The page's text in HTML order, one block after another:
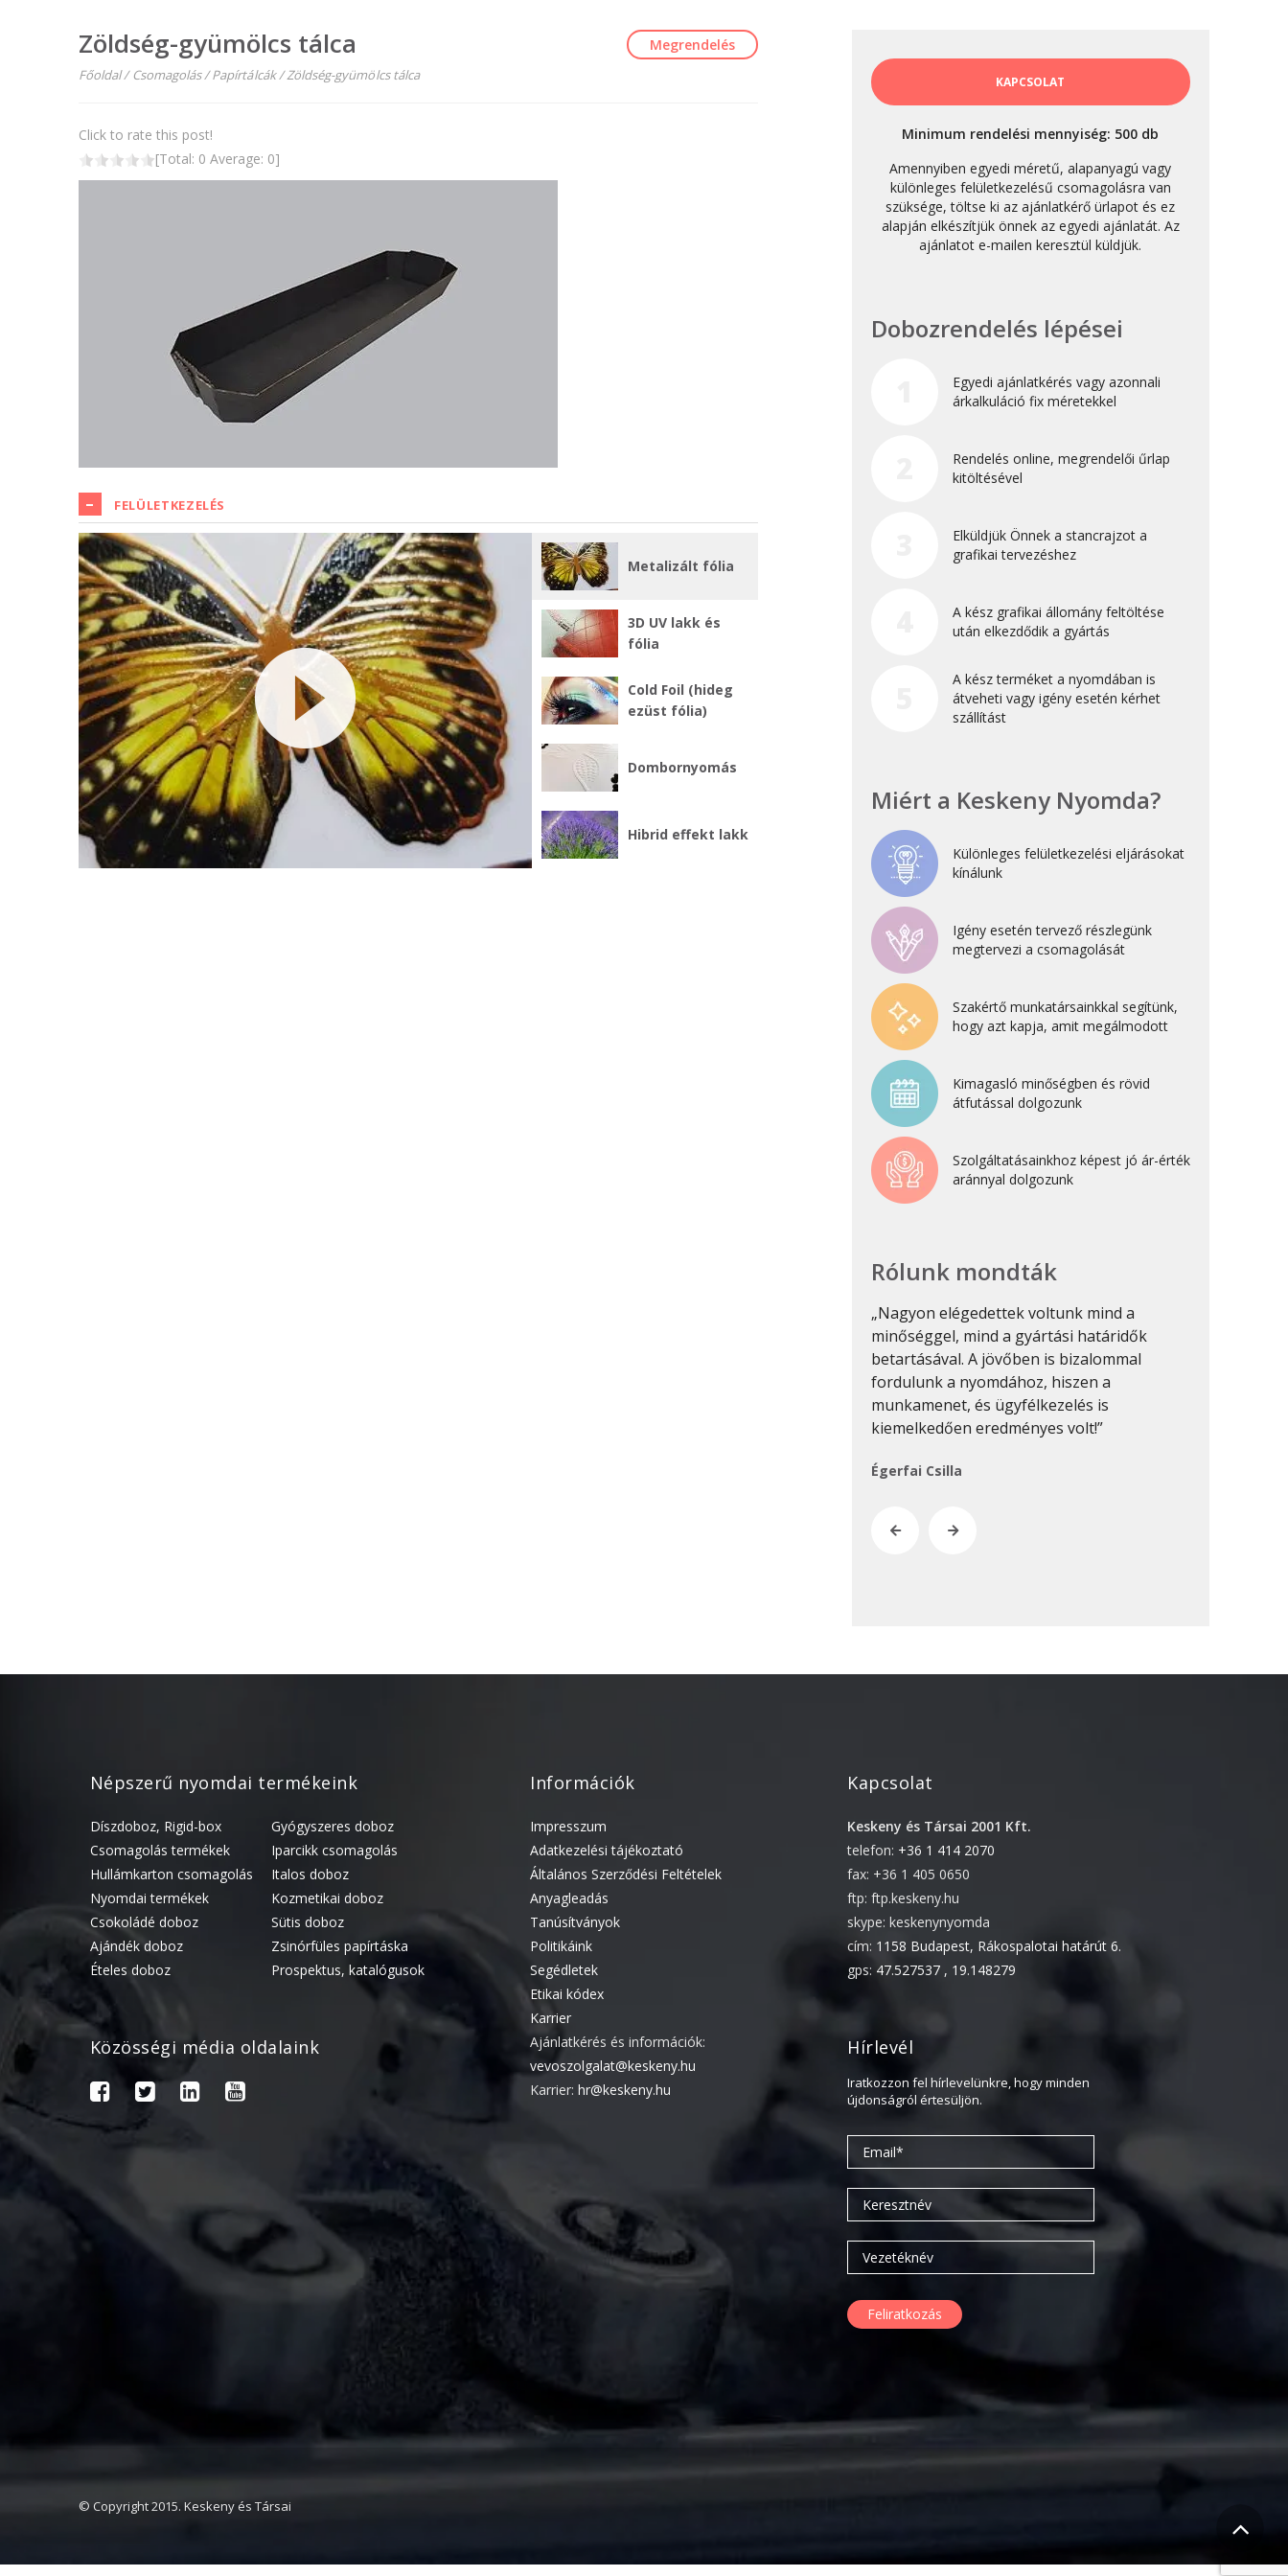
Kategóriák
Blog
Csomagolás
Design
Hírek
Nyomtatás
Uncategorized
Archívum
2025. március
2024. november
2024. október
2023. július
2022. szeptember
2022. január
2021. szeptember
2021. június
2021. február
2020. október
2020. szeptember
2020. április
2020. február
2019. november
2019. július
2019. június
2019. május
2017. július
2017. április
2017. március
2016. június
2016. április
2016. március
2016. február
2015. szeptember
Zöldség-gyümölcs tálca Megrendelés
Főoldal/ Csomagolás/Papírtálcák/Zöldség-gyümölcs tálca
Click to rate this post!
[Total: 0 Average: 0]
FELÜLETKEZELÉS
Metalizált fólia
3D UV lakk és
fólia
Cold Foil (hideg
ezüst fólia)
Dombornyomás
Hibrid effekt lakk
KAPCSOLAT
Minimum rendelési mennyiség: 500 db
Amennyiben egyedi méretű, alapanyagú vagy
különleges felületkezelésű csomagolásra van
szüksége, töltse ki az ajánlatkérő ürlapot és ez
alapján elkészítjük önnek az egyedi ajánlatát. Az
ajánlatot e-mailen keresztül küldjük.
Dobozrendelés lépései
Egyedi ajánlatkérés vagy azonnali
árkalkuláció fix méretekkel
Rendelés online, megrendelői űrlap
kitöltésével
Elküldjük Önnek a stancrajzot a
grafikai tervezéshez
A kész grafikai állomány feltöltése
után elkezdődik a gyártás
A kész terméket a nyomdában is
átveheti vagy igény esetén kérhet
szállítást
Miért a Keskeny Nyomda?
Különleges felületkezelési eljárásokat
kínálunk
Igény esetén tervező részlegünk
megtervezi a csomagolását
Szakértő munkatársainkkal segítünk,
hogy azt kapja, amit megálmodott
Kimagasló minőségben és rövid
átfutással dolgozunk
Szolgáltatásainkhoz képest jó ár-érték
aránnyal dolgozunk
Rólunk mondták
„Nagyon elégedettek voltunk mind a
minőséggel, mind a gyártási határidők
betartásával. A jövőben is bizalommal
fordulunk a nyomdához, hiszen a
munkamenet, és ügyfélkezelés is
kiemelkedően eredményes volt!”
Égerfai Csilla
Népszerű nyomdai termékeink
Díszdoboz, Rigid-box
Csomagolás termékek
Hullámkarton csomagolás
Nyomdai termékek
Csokoládé doboz
Ajándék doboz
Ételes doboz
Gyógyszeres doboz
Iparcikk csomagolás
Italos doboz
Kozmetikai doboz
Sütis doboz
Zsinórfüles papírtáska
Prospektus, katalógusok
Közösségi média oldalaink
Információk
Impresszum
Adatkezelési tájékoztató
Általános Szerződési Feltételek
Anyagleadás
Tanúsítványok
Politikáink
Segédletek
Etikai kódex
Karrier
Ajánlatkérés és információk:
vevoszolgalat@keskeny.hu
Karrier:hr@keskeny.hu
Kapcsolat
Keskeny és Társai 2001 Kft.
telefon: +36 1 414 2070
fax: +36 1 405 0650
ftp: ftp.keskeny.hu
skype: keskenynyomda
cím: 1158 Budapest, Rákospalotai határút 6.
gps: 47.527537 , 19.148279
Hírlevél
Iratkozzon fel hírlevelünkre, hogy minden
újdonságról értesüljön.
© Copyright 2015. Keskeny és Társai